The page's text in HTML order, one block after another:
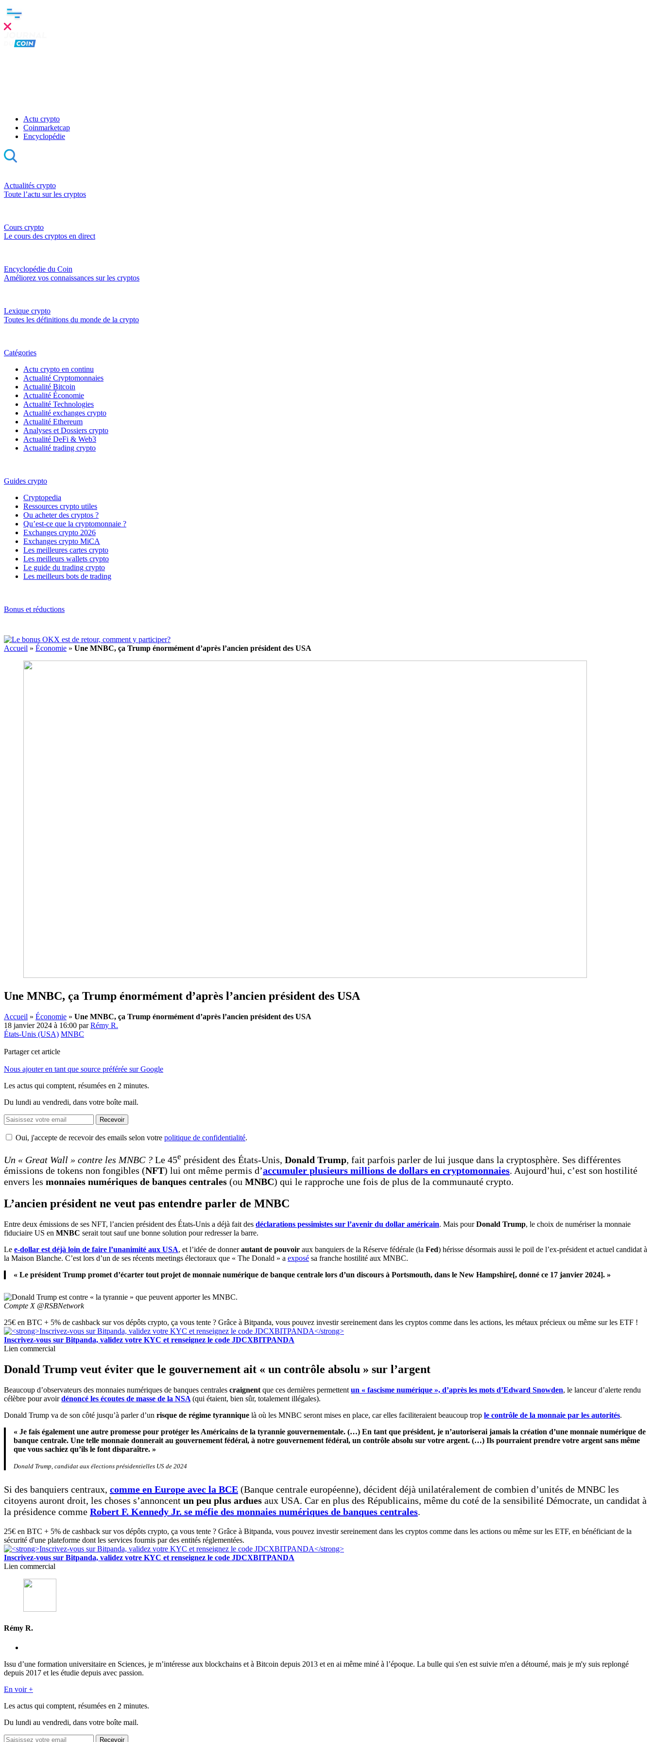
Actu crypto
Coinmarketcap
Encyclopédie
Actualités crypto
Toute l’actu sur les cryptos
Cours crypto
Le cours des cryptos en direct
Encyclopédie du Coin
Améliorez vos connaissances sur les cryptos
Lexique crypto
Toutes les définitions du monde de la crypto
Catégories
Actu crypto en continu
Actualité Cryptomonnaies
Actualité Bitcoin
Actualité Économie
Actualité Technologies
Actualité exchanges crypto
Actualité Ethereum
Analyses et Dossiers crypto
Actualité DeFi & Web3
Actualité trading crypto
Guides crypto
Cryptopedia
Ressources crypto utiles
Ou acheter des cryptos ?
Qu’est-ce que la cryptomonnaie ?
Exchanges crypto 2026
Exchanges crypto MiCA
Les meilleures cartes crypto
Les meilleurs wallets crypto
Le guide du trading crypto
Les meilleurs bots de trading
Bonus et réductions
Accueil » Économie » Une MNBC, ça Trump énormément d’après l’ancien président des USA
Une MNBC, ça Trump énormément d’après l’ancien président des USA
Accueil » Économie » Une MNBC, ça Trump énormément d’après l’ancien président des USA
18 janvier 2024 à 16:00 parRémy R.
États-Unis (USA) MNBC
Partager cet article
Nous ajouter en tant que source préférée sur Google
Les actus qui comptent, résumées en 2 minutes.
Du lundi au vendredi, dans votre boîte mail.
Recevoir
Oui, j'accepte de recevoir des emails selon votre politique de confidentialité.
Un « Great Wall » contre les MNBC ? Le 45e président des États-Unis, Donald Trump, fait parfois parler de lui jusque dans la cryptosphère. Ses différentes
émissions de tokens non fongibles (NFT) lui ont même permis d’accumuler plusieurs millions de dollars en cryptomonnaies. Aujourd’hui, c’est son hostilité
envers les monnaies numériques de banques centrales (ou MNBC) qui le rapproche une fois de plus de la communauté crypto.
L’ancien président ne veut pas entendre parler de MNBC
Entre deux émissions de ses NFT, l’ancien président des États-Unis a déjà fait des déclarations pessimistes sur l’avenir du dollar américain. Mais pourDonald Trump, le choix de numériser la monnaie
fiduciaire US en MNBC serait tout sauf une bonne solution pour redresser la barre.
Le e-dollar est déjà loin de faire l’unanimité aux USA, et l’idée de donnerautant de pouvoir aux banquiers de la Réserve fédérale (la Fed) hérisse désormais aussi le poil de l’ex-président et actuel candidat à
la Maison Blanche. C’est lors d’un de ses récents meetings électoraux que « The Donald » a exposé sa franche hostilité aux MNBC.
« Le président Trump promet d’écarter tout projet de monnaie numérique de banque centrale lors d’un discours à Portsmouth, dans le New Hampshire[, donné ce 17 janvier 2024]. »
Compte X @RSBNetwork
25€ en BTC + 5% de cashback sur vos dépôts crypto, ça vous tente ? Grâce à Bitpanda, vous pouvez investir sereinement dans les cryptos comme dans les actions, les métaux précieux ou même sur les ETF !
Inscrivez-vous sur Bitpanda, validez votre KYC et renseignez le code JDCXBITPANDA
Lien commercial
Donald Trump veut éviter que le gouvernement ait « un contrôle absolu » sur l’argent
Beaucoup d’observateurs des monnaies numériques de banques centrales craignent que ces dernières permettent un « fascisme numérique », d’après les mots d’Edward Snowden, le lanceur d’alerte rendu
célèbre pour avoirdénoncé les écoutes de masse de la NSA (qui étaient, bien sûr, totalement illégales).
Donald Trump va de son côté jusqu’à parler d’un risque de régime tyrannique là où les MNBC seront mises en place, car elles faciliteraient beaucoup trop le contrôle de la monnaie par les autorités.
« Je fais également une autre promesse pour protéger les Américains de la tyrannie gouvernementale. (…) En tant que président, je n’autoriserai jamais la création d’une monnaie numérique de
banque centrale. Une telle monnaie donnerait au gouvernement fédéral, à notre gouvernement fédéral, un contrôle absolu sur votre argent. (…) Ils pourraient prendre votre argent sans même
que vous sachiez qu’ils le font disparaître. »
Donald Trump, candidat aux élections présidentielles US de 2024
Si des banquiers centraux, comme en Europe avec la BCE (Banque centrale européenne), décident déjà unilatéralement de combien d’unités de MNBC les
citoyens auront droit, les choses s’annoncent un peu plus ardues aux USA. Car en plus des Républicains, même du coté de la sensibilité Démocrate, un candidat à
la présidence comme Robert F. Kennedy Jr. se méfie des monnaies numériques de banques centrales.
25€ en BTC + 5% de cashback sur vos dépôts crypto, ça vous tente ? Grâce à Bitpanda, vous pouvez investir sereinement dans les cryptos comme dans les actions ou même sur les ETF, en bénéficiant de la
sécurité d'une plateforme dont les services fournis par des entités réglementées.
Inscrivez-vous sur Bitpanda, validez votre KYC et renseignez le code JDCXBITPANDA
Lien commercial
Rémy R.
Issu d’une formation universitaire en Sciences, je m’intéresse aux blockchains et à Bitcoin depuis 2013 et en ai même miné à l’époque. La bulle qui s'en est suivie m'en a détourné, mais je m'y suis replongé
depuis 2017 et les étudie depuis avec passion.
En voir +
Les actus qui comptent, résumées en 2 minutes.
Du lundi au vendredi, dans votre boîte mail.
Recevoir